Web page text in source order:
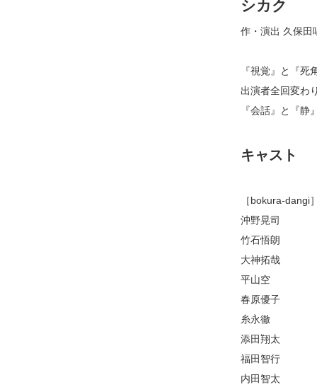
シカク
作・演出 久保田
『視覚』と『死
出演者全回変わ
『会話』と『
キャスト
［bokura-dangi
沖野晃司
竹石悟朗
大神拓哉
平山空
春原優子
糸永徹
添田翔太
福田智行
内田智太